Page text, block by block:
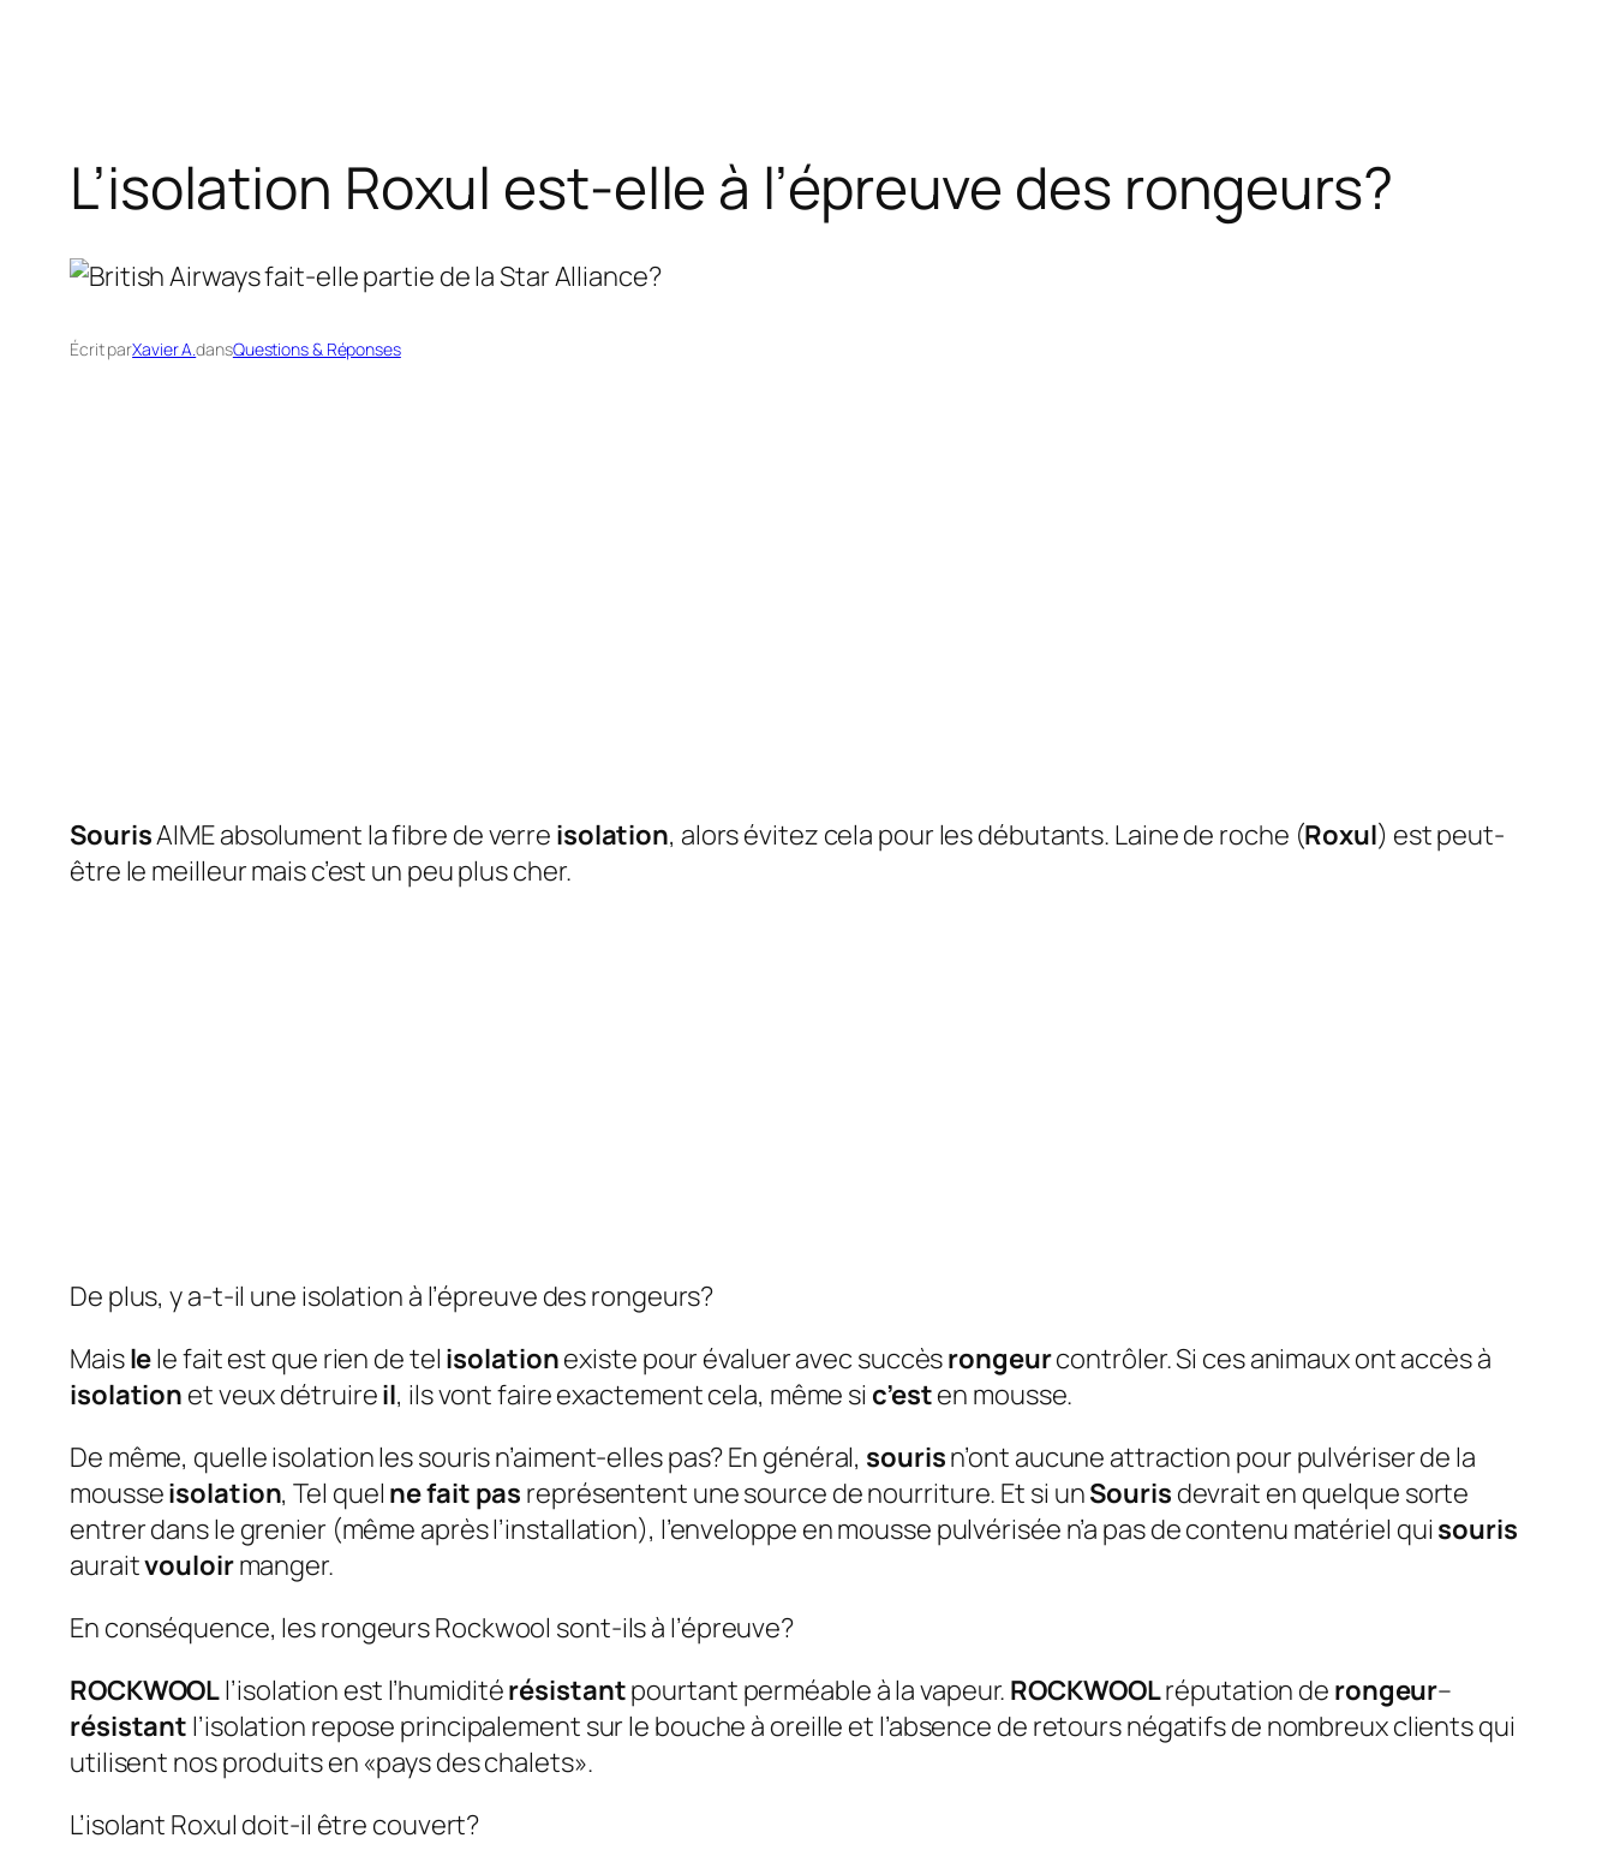
L’isolation Roxul est-elle à l’épreuve des rongeurs?
Écrit parXavier A.dansQuestions & Réponses
SourisAIME absolument la fibre de verre isolation, alors évitez cela pour les débutants. Laine de roche (Roxul) est peut-
être le meilleur mais c’est un peu plus cher.
De plus, y a-t-il une isolation à l’épreuve des rongeurs?
Maislele fait est que rien de tel isolationexiste pour évaluer avec succèsrongeurcontrôler. Si ces animaux ont accès à
isolation et veux détruireil, ils vont faire exactement cela, même si c’esten mousse.
De même, quelle isolation les souris n’aiment-elles pas?En général, sourisn’ont aucune attraction pour pulvériser de la
mousseisolation, Tel quel ne fait pas représentent une source de nourriture. Et si unSouris devrait en quelque sorte
entrer dans le grenier (même après l’installation), l’enveloppe en mousse pulvérisée n’a pas de contenu matériel qui souris
auraitvouloirmanger.
En conséquence, les rongeurs Rockwool sont-ils à l’épreuve?
ROCKWOOLl’isolation est l’humiditérésistantpourtant perméable à la vapeur. ROCKWOOLréputation de rongeur–
résistant l’isolation repose principalement sur le bouche à oreille et l’absence de retours négatifs de nombreux clients qui
utilisent nos produits en «pays des chalets».
L’isolant Roxul doit-il être couvert?